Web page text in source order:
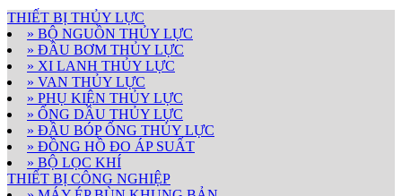
THIẾT BỊ THỦY LỰC
» BỘ NGUỒN THỦY LỰC
» ĐẦU BƠM THỦY LỰC
» XI LANH THỦY LỰC
» VAN THỦY LỰC
» PHỤ KIỆN THỦY LỰC
» ỐNG DẦU THỦY LỰC
» ĐẦU BÓP ỐNG THỦY LỰC
» ĐỒNG HỒ ĐO ÁP SUẤT
» BỘ LỌC KHÍ
THIẾT BỊ CÔNG NGHIỆP